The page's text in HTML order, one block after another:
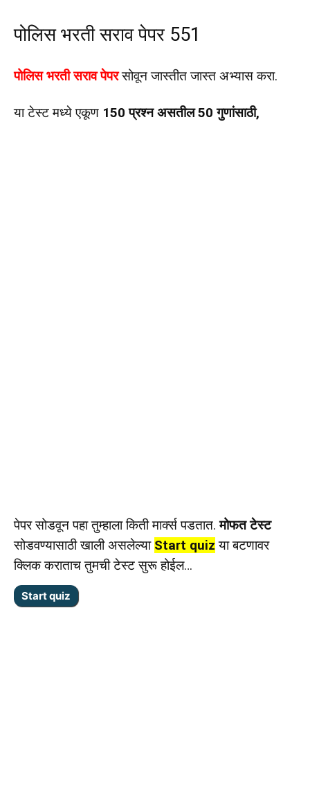
पोलिस भरती सराव पेपर 551
पोलिस भरती सराव पेपरसोवून जास्तीत जास्त अभ्यास करा.
या टेस्ट मध्ये एकूण 150 प्रश्न असतील 50 गुणांसाठी,
पेपर सोडवून पहा तुम्हाला किती मार्क्स पडतात.मोफत टेस्ट
सोडवण्यासाठी खाली असलेल्या Start quiz या बटणावर
क्लिक कराताच तुमची टेस्ट सुरू होईल…